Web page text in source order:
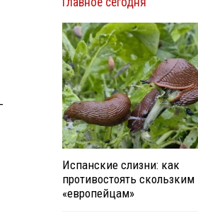
Испанские слизни: как
противостоять скользким
«европейцам»